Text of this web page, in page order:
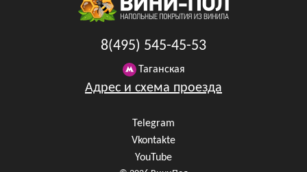
8(495) 545-45-53
Таганская
Адрес и схема проезда
Telegram
Vkontakte
YouTube